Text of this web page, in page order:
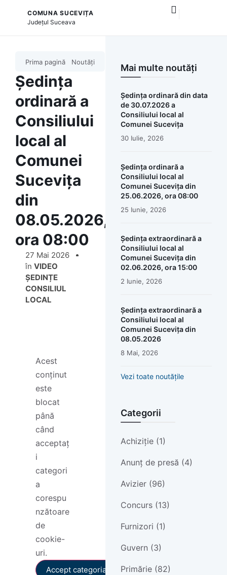
COMUNA SUCEVIȚA
JudețulSuceava
Prima pagină Noutăți
Ședința
ordinară a
Consiliului
local al
Comunei
Sucevița
din
08.05.2026,
ora 08:00
27 Mai 2026
în VIDEO
ȘEDINȚE
CONSILIUL
LOCAL
Acest
conținut
este
blocat
până
când
acceptaț
i
categori
a
corespu
nzătoare
de
cookie-
uri.
Accept categoria Funcționalitate
Mai multe noutăți
Ședința ordinară din data
de 30.07.2026 a
Consiliului local al
Comunei Sucevița
30 Iulie, 2026
Ședința ordinară a
Consiliului local al
Comunei Sucevița din
25.06.2026, ora 08:00
25 Iunie, 2026
Ședința extraordinară a
Consiliului local al
Comunei Sucevița din
02.06.2026, ora 15:00
2 Iunie, 2026
Ședința extraordinară a
Consiliului local al
Comunei Sucevița din
08.05.2026
8 Mai, 2026
Vezi toate noutățile
Categorii
Achiziție (1)
Anunț de presă (4)
Avizier (96)
Concurs (13)
Furnizori (1)
Guvern (3)
Primărie (82)